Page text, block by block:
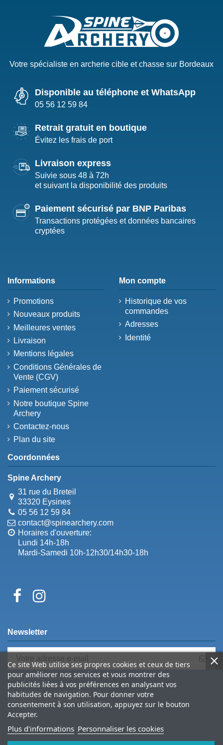
Votre spécialiste en archerie cible et chasse sur Bordeaux
Disponible au téléphone et WhatsApp
05 56 12 59 84
Retrait gratuit en boutique
Évitez les frais de port
Livraison express
Suivie sous 48 à 72h
et suivant la disponibilité des produits
Paiement sécurisé par BNP Paribas
Transactions protégées et données bancaires
cryptées
Informations
Promotions
Nouveaux produits
Meilleures ventes
Livraison
Mentions légales
Conditions Générales de
Vente (CGV)
Paiement sécurisé
Notre boutique Spine
Archery
Contactez-nous
Plan du site
Mon compte
Historique de vos
commandes
Adresses
Identité
Coordonnées
Spine Archery
31 rue du Breteil
33320 Eysines
05 56 12 59 84
contact@spinearchery.com
Horaires d'ouverture:
Lundi 14h-18h
Mardi-Samedi 10h-12h30/14h30-18h
Ce site Web utilise ses propres cookies et ceux de tiers
pour améliorer nos services et vous montrer des
publicités liées à vos préférences en analysant vos
habitudes de navigation. Pour donner votre
consentement à son utilisation, appuyez sur le bouton
Accepter.
Plus d'informations Personnaliser les cookies
Newsletter
Vous pouvez vous désinscrire à tout
moment. Vous trouverez pour cela nos
informations de contact dans les
conditions d'utilisation du site.